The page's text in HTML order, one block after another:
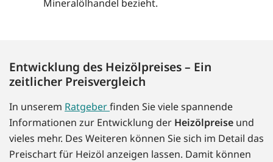
Mineralölhandel bezieht.
Entwicklung des Heizölpreises – Ein
zeitlicher Preisvergleich
In unserem Ratgeberfinden Sie viele spannende
Informationen zur Entwicklung der Heizölpreise und
vieles mehr. Des Weiteren können Sie sich im Detail das
Preischart für Heizöl anzeigen lassen. Damit können